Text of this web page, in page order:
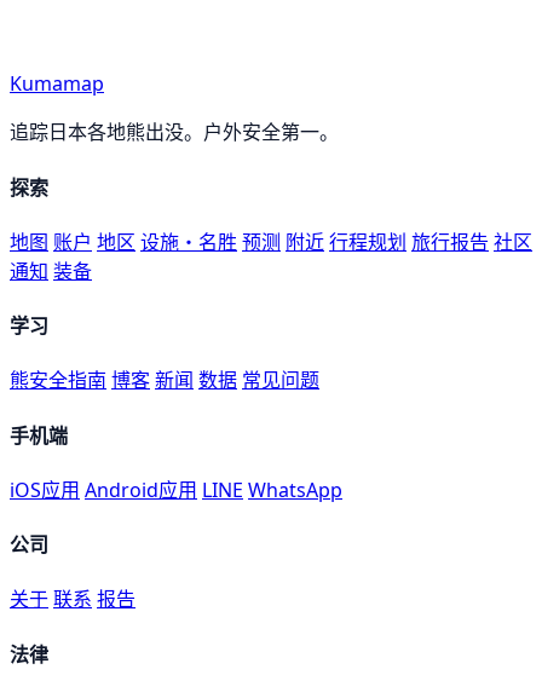
Kumamap
追踪日本各地熊出没。户外安全第一。
探索
地图 账户 地区 设施・名胜 预测 附近行程规划 旅行报告 社区
通知 装备
学习
熊安全指南 博客新闻 数据 常见问题
手机端
iOS应用 Android应用 LINE WhatsApp
公司
关于联系 报告
法律